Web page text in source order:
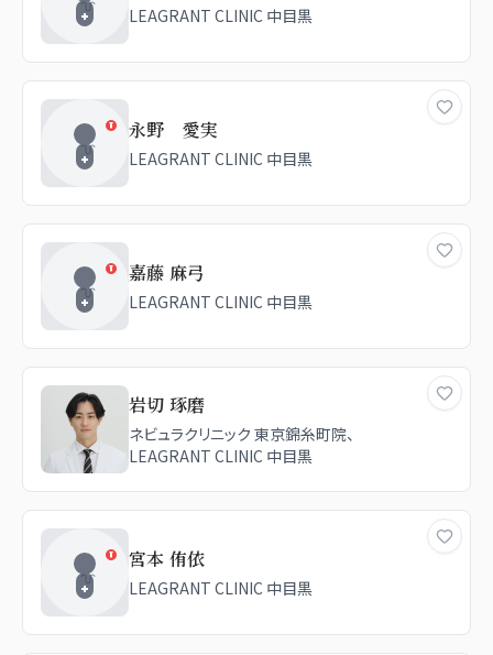
LEAGRANT CLINIC 中目黒
永野 愛実
LEAGRANT CLINIC 中目黒
嘉藤 麻弓
LEAGRANT CLINIC 中目黒
岩切 琢磨
ネビュラクリニック 東京錦糸町院、
LEAGRANT CLINIC 中目黒
宮本 侑依
LEAGRANT CLINIC 中目黒